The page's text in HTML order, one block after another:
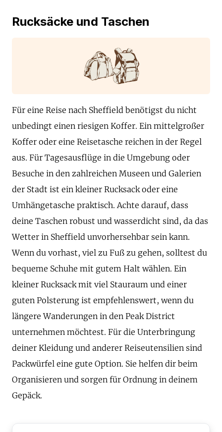
Rucksäcke und Taschen
Für eine Reise nach Sheffield benötigst du nicht
unbedingt einen riesigen Koffer. Ein mittelgroßer
Koffer oder eine Reisetasche reichen in der Regel
aus. Für Tagesausflüge in die Umgebung oder
Besuche in den zahlreichen Museen und Galerien
der Stadt ist ein kleiner Rucksack oder eine
Umhängetasche praktisch. Achte darauf, dass
deine Taschen robust und wasserdicht sind, da das
Wetter in Sheffield unvorhersehbar sein kann.
Wenn du vorhast, viel zu Fuß zu gehen, solltest du
bequeme Schuhe mit gutem Halt wählen. Ein
kleiner Rucksack mit viel Stauraum und einer
guten Polsterung ist empfehlenswert, wenn du
längere Wanderungen in den Peak District
unternehmen möchtest. Für die Unterbringung
deiner Kleidung und anderer Reiseutensilien sind
Packwürfel eine gute Option. Sie helfen dir beim
Organisieren und sorgen für Ordnung in deinem
Gepäck.